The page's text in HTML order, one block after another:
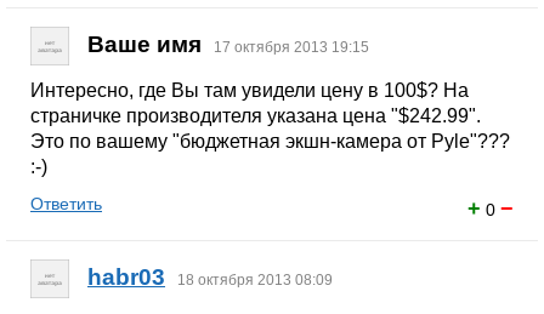
Ваше имя 17 октября 2013 19:15
Интересно, где Вы там увидели цену в 100$? На
страничке производителя указана цена "$242.99".
Это по вашему "бюджетная экшн-камера от Pyle"???
:-)
+ 0 −
Ответить
habr03 18 октября 2013 08:09